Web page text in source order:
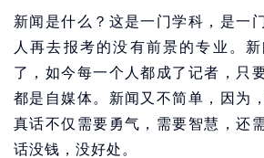
新闻是什么？这是一门学科，是一
人再去报考的没有前景的专业。
了，如今每一个人都成了记者，只
都是自媒体。新闻又不简单，因为
真话不仅需要勇气，需要智慧，还
话没钱，没好处。